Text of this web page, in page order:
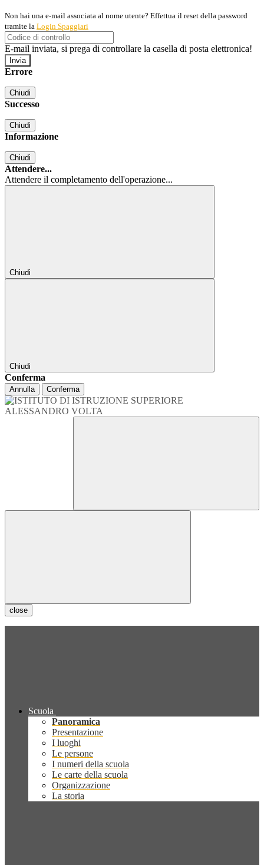
Non hai una e-mail associata al nome utente? Effettua il reset della password
tramite la Login Spaggiari
E-mail inviata, si prega di controllare la casella di posta elettronica!
Errore
Chiudi
Successo
Chiudi
Informazione
Chiudi
Attendere...
Attendere il completamento dell'operazione...
Chiudi
Chiudi
Conferma
Annulla Conferma
close
Scuola
Panoramica
Presentazione
I luoghi
Le persone
I numeri della scuola
Le carte della scuola
Organizzazione
La storia